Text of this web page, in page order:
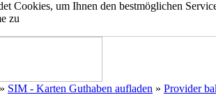
Cookies, um Ihnen den bestmöglichen
zu
» SIM - Karten Guthaben aufladen » Provider